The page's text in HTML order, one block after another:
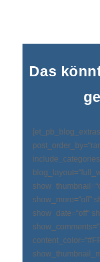
Das
show_more=“off“
show_date=“off“